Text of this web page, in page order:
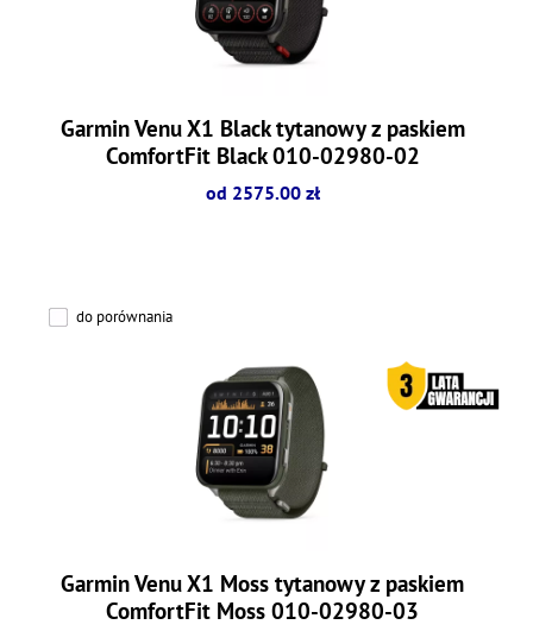
Garmin Venu X1 Black tytanowy z paskiem
ComfortFit Black 010-02980-02
od 2575.00 zł
do porównania
Garmin Venu X1 Moss tytanowy z paskiem
ComfortFit Moss 010-02980-03